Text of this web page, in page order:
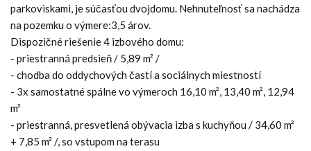
parkoviskami, je súčasťou dvojdomu. Nehnuteľnosť sa nachádza
na pozemku o výmere:3,5 árov.
Dispozičné riešenie 4 izbového domu:
- priestranná predsieň / 5,89 m² /
- chodba do oddychových častí a sociálnych miestností
- 3x samostatné spálne vo výmeroch 16,10 m², 13,40 m², 12,94
m²
- priestranná, presvetlená obývacia izba s kuchyňou / 34,60 m²
+ 7,85 m² /, so vstupom na terasu